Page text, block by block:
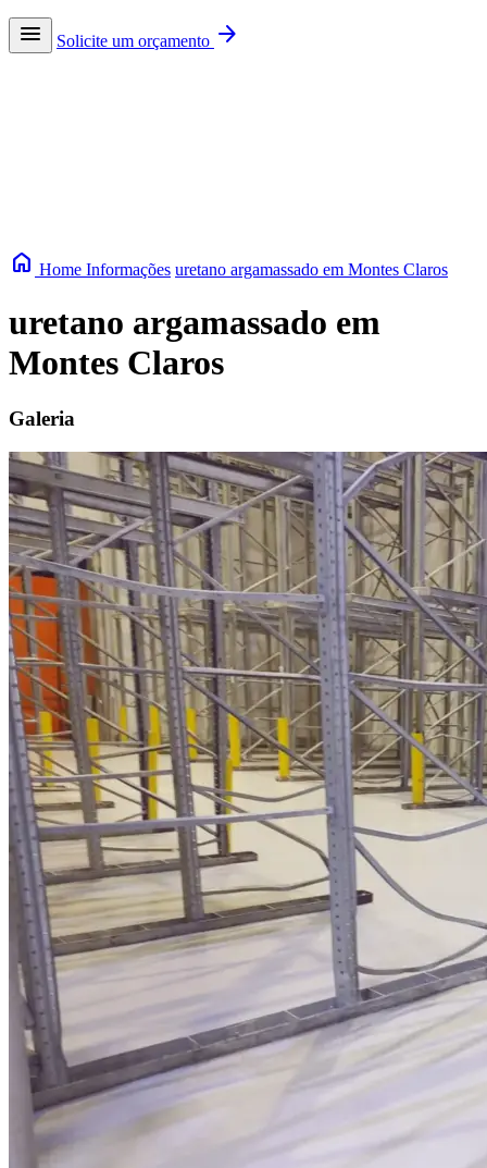
menu
Solicite um orçamento arrow_forward
home Home Informações uretano argamassado em Montes Claros
uretano argamassado em
Montes Claros
Galeria